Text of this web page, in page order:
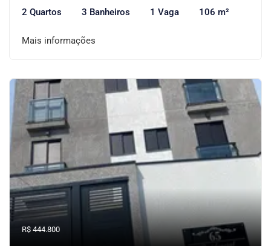
2 Quartos 3 Banheiros 1 Vaga 106 m²
Mais informações
R$ 444.800